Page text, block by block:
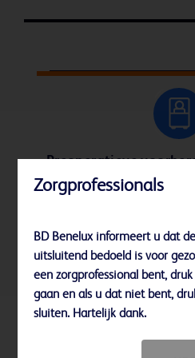
Preoperatieve
Beluister onze
Zorgprofessionals
BD Benelux informeert u dat
uitsluitend bedoeld is voor
een zorgprofessional bent,
gaan en als u dat niet bent,
sluiten. Hartelijk dank.